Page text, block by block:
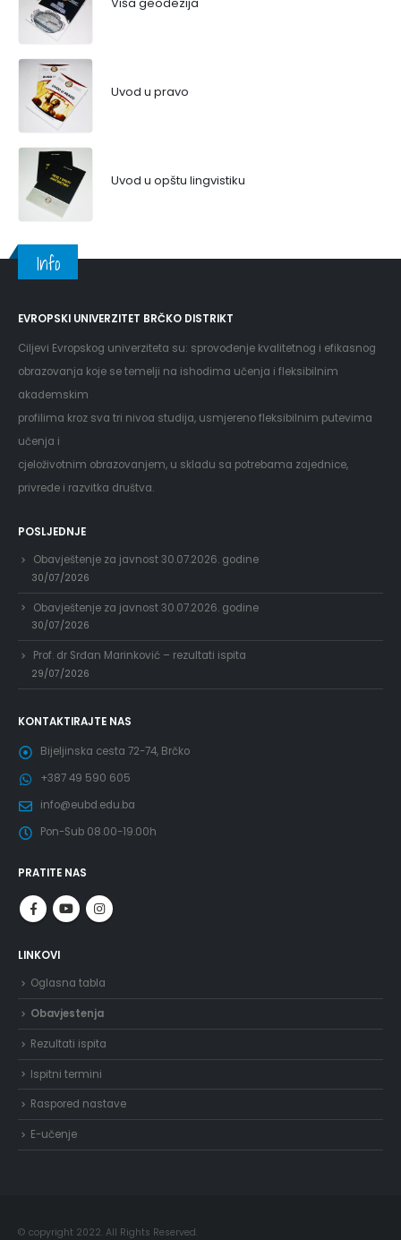
Viša geodezija
Uvod u pravo
Uvod u opštu lingvistiku
Info
EVROPSKI UNIVERZITET BRČKO DISTRIKT
Ciljevi Evropskog univerziteta su: sprovođenje kvalitetnog i efikasnog
obrazovanja koje se temelji na ishodima učenja i fleksibilnim
akademskim
profilima kroz sva tri nivoa studija, usmjereno fleksibilnim putevima
učenja i
cjeloživotnim obrazovanjem, u skladu sa potrebama zajednice,
privrede i razvitka društva.
POSLJEDNJE
Obavještenje za javnost 30.07.2026. godine
30/07/2026
Obavještenje za javnost 30.07.2026. godine
30/07/2026
Prof. dr Srđan Marinković – rezultati ispita
29/07/2026
KONTAKTIRAJTE NAS
Bijeljinska cesta 72-74, Brčko
+387 49 590 605
info@eubd.edu.ba
Pon-Sub 08.00-19.00h
PRATITE NAS
LINKOVI
Oglasna tabla
Obavjestenja
Rezultati ispita
Ispitni termini
Raspored nastave
E-učenje
© copyright 2022. All Rights Reserved.